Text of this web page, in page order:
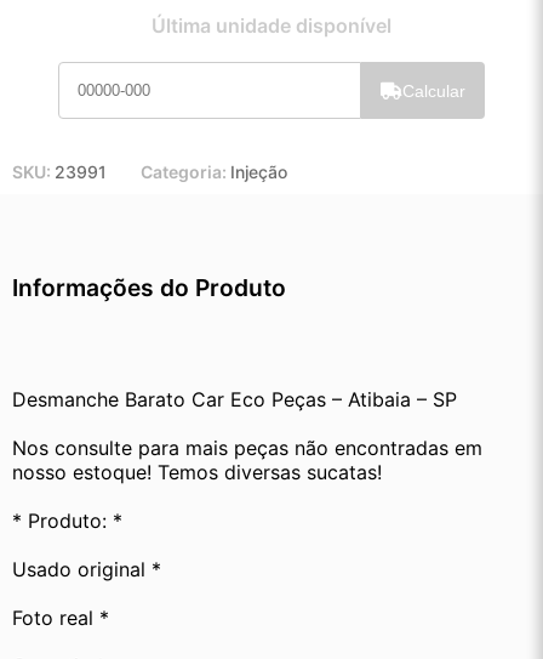
10x de R$ 11,22
11x de R$ 10,31
Última unidade disponível
Calcular
SKU: 23991 Categoria: Injeção
Informações do Produto
Desmanche Barato Car Eco Peças – Atibaia – SP
Nos consulte para mais peças não encontradas em
nosso estoque! Temos diversas sucatas!
* Produto: *
Usado original *
Foto real *